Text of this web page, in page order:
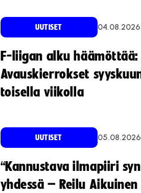
UUTISET 04.08.2026
F-liigan alku häämöttää:
Avauskierrokset
toisella viikolla
UUTISET 05.08.2026
“Kannustava ilmapiiri
yhdessä – Reilu